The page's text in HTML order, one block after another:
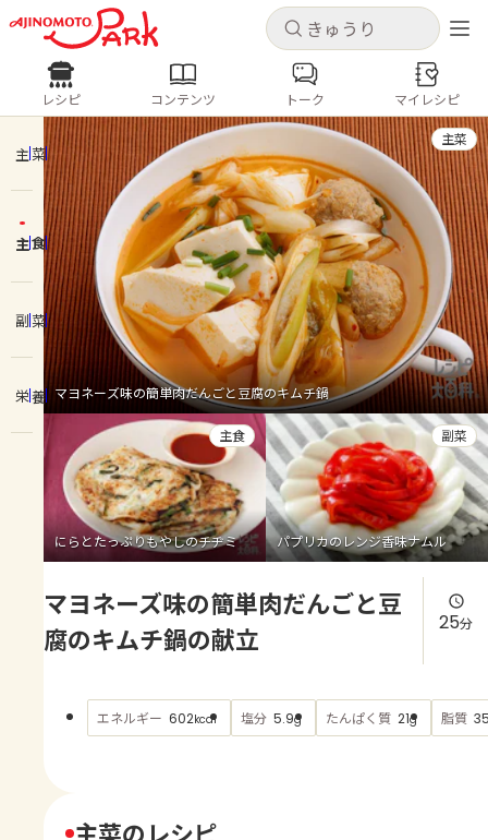
キャンセル
ログインするとレシピを保存できます
ログイン 新規登録
ホーム
コンテンツ
レシピ
トーク
よくあるお問い合わせ
お買い物
AJINOMOTO PARK とは
キャンセル
レシピ コンテンツ
人気の食材・レシピ
きゅうり なす トマト
とうもろこし
ピーマン
みょうが ゴーヤ
レシピ コンテンツ トーク マイレシピ
主菜
主食
副菜
栄養 マヨネーズ味の簡単肉だんごと豆腐のキムチ鍋
主菜
にらとたっぷりもやしのチヂミ
主食
パプリカのレンジ香味ナムル
副菜
マヨネーズ味の簡単肉だんごと豆
腐のキムチ鍋の献立
25分
エネルギー 602kcal 塩分 5.9g たんぱく質 21g 脂質
主菜のレシピ